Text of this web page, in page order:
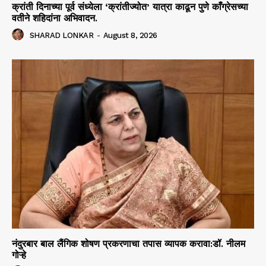
क्रांती दिनाच्या पूर्व संध्येला ‘क्रांतीज्योत’ यात्रा काढून पुणे काँग्रेसच्या
वतीने शहिदांना अभिवादन.
SHARAD LONKAR - August 8, 2026
नंदुरबार बाल लैंगिक शोषण प्रकरणाचा तपास व्यापक करावा:डॉ. नीलम
गोऱ्हे